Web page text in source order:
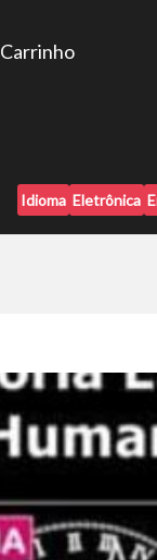
Carrinho
Idioma Eletrônica